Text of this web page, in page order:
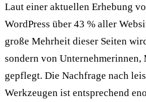
Laut einer aktuellen Erhebung
WordPress über 43 % aller
große Mehrheit dieser Seiten
sondern von Unternehmerinnen,
gepflegt. Die Nachfrage nach
Werkzeugen ist entsprechend